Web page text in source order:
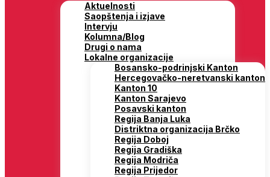
Aktuelnosti
Saopštenja i izjave
Intervju
Kolumna/Blog
Drugi o nama
Lokalne organizacije
Bosansko-podrinjski Kanton
Hercegovačko-neretvanski kanton
Kanton 10
Kanton Sarajevo
Posavski kanton
Regija Banja Luka
Distriktna organizacija Brčko
Regija Doboj
Regija Gradiška
Regija Modriča
Regija Prijedor